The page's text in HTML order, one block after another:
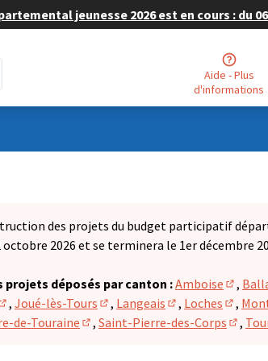
jeunesse 2026 est en cours : du
Aide - Plus
d'informations
des projets du budget participatif
2026 et se terminera le 1er décembre
projets déposés par canton :Amboise
,
nouvel onglet)
dans un nouvel onglet)
, Joué-lès-Tours
(S'ouvre dans un nouvel
, Langeais
(S'ouvre dans un
, Loches
,
de-Touraine
, Saint-Pierre-des-Corps
,